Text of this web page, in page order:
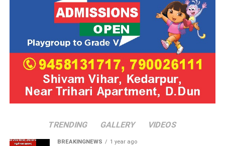
TRENDING GALLERY VIDEOS
BREAKINGNEWS 1 year ago